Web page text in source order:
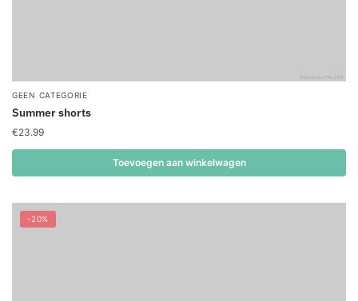
GEEN CATEGORIE
Summer shorts
€23.99
Toevoegen aan winkelwagen
-20%